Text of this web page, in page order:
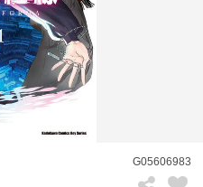
G05606983